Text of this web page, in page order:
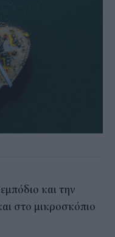
και την
στο μικροσκόπιο